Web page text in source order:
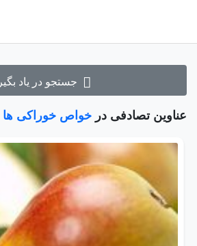
جستجو در یاد بگیر
عناوین تصادفی در خواص خوراکی ها